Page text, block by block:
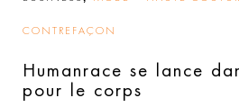
CONTREFAÇON
Humanrace se lance
pour le corps